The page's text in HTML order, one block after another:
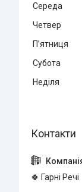
Середа
Четвер
Пʼятниця
Субота
Неділя
🍀 Гарні Речі